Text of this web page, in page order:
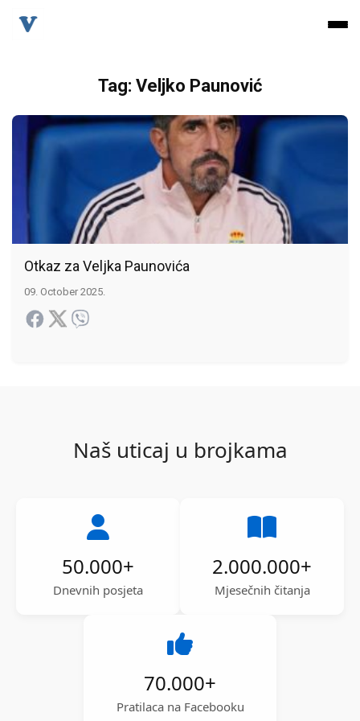
Tag: Veljko Paunović
Otkaz za Veljka Paunovića
09. October 2025.
Naš uticaj u brojkama
50.000+
Dnevnih posjeta
2.000.000+
Mjesečnih čitanja
70.000+
Pratilaca na Facebooku